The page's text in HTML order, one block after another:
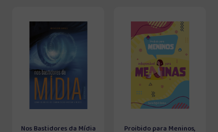
Nos Bastidores da Mídia
Proibido para Meninos,